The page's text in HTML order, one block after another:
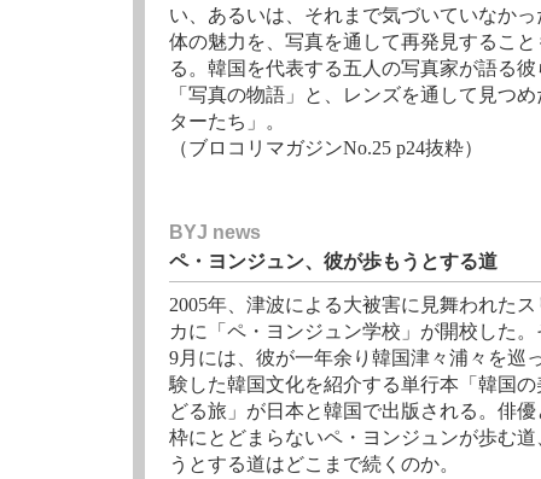
い、あるいは、それまで気づいていなかっ
体の魅力を、写真を通して再発見すること
る。韓国を代表する五人の写真家が語る彼
「写真の物語」と、レンズを通して見つ
ターたち」。
（ブロコリマガジンNo.25 p24抜粋）
BYJ news
ペ・ヨンジュン、彼が歩もうとする道
2005年、津波による大被害に見舞われた
カに「ペ・ヨンジュン学校」が開校した。
9月には、彼が一年余り韓国津々浦々を巡
験した韓国文化を紹介する単行本「韓国の
どる旅」が日本と韓国で出版される。俳優
枠にとどまらないペ・ヨンジュンが歩む道
うとする道はどこまで続くのか。